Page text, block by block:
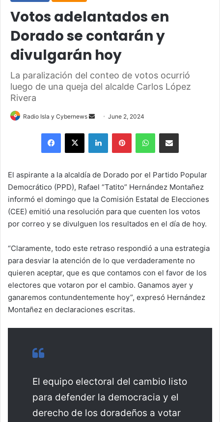
Votos adelantados en
Dorado se contarán y
divulgarán hoy
La paralización del conteo de votos ocurrió
luego de una queja del alcalde Carlos López
Rivera
Radio Isla y Cybernews
Send
email
June 2, 2024
Facebook
X LinkedInPinterestWhatsAppShare via Email
El aspirante a la alcaldía de Dorado por el Partido Popular
Democrático (PPD), Rafael “Tatito” Hernández Montañez
informó el domingo que la Comisión Estatal de Elecciones
(CEE) emitió una resolución para que cuenten los votos
por correo y se divulguen los resultados en el día de hoy.
“Claramente, todo este retraso respondió a una estrategia
para desviar la atención de lo que verdaderamente no
quieren aceptar, que es que contamos con el favor de los
electores que votaron por el cambio. Ganamos ayer y
ganaremos contundentemente hoy”, expresó Hernández
Montañez en declaraciones escritas.
El equipo electoral del cambio listo
para defender la democracia y el
derecho de los doradeños a votar